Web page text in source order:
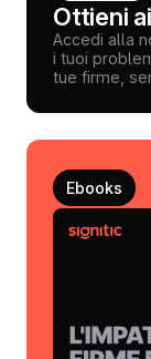
Ottieni
Accedi alla
i tuoi
tue firme,
Ebooks